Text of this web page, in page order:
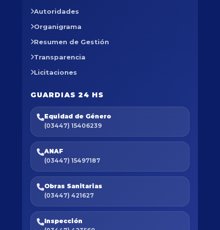
Autoridades
Organigrama
Resumen de Gestión
Transparencia
Licitaciones
GUARDIAS 24 HS
Equidad de Género
(03447) 15406239
ANAF
(03447) 15497187
Obras Sanitarias
(03447) 421627
Inspección